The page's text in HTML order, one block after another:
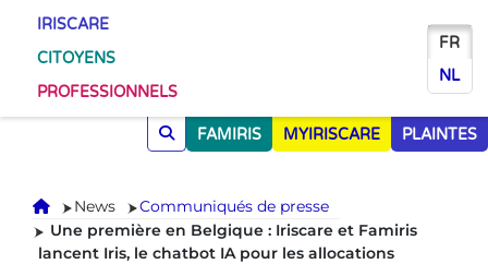
IRISCARE
CITOYENS
PROFESSIONNELS
FR
NL
FAMIRIS MYIRISCARE PLAINTES
Accueil
News
Communiqués de presse
Une première en Belgique : Iriscare et Famiris
lancent Iris, le chatbot IA pour les allocations